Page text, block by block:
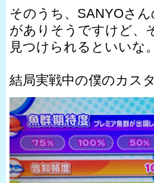
そのうち、SANYOさ
がありそうですけど、
見つけられるといいな。
結局実戦中の僕のカス